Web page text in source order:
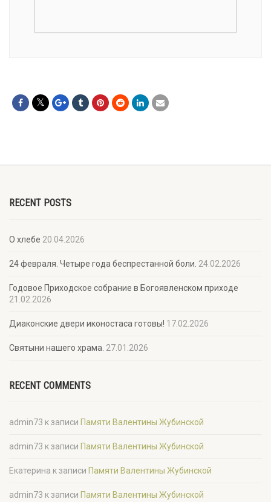
RECENT POSTS
О хлебе 20.04.2026
24 февраля. Четыре года беспрестанной боли. 24.02.2026
Годовое Приходское собрание в Богоявленском приходе
21.02.2026
Диаконские двери иконостаса готовы! 17.02.2026
Святыни нашего храма. 27.01.2026
RECENT COMMENTS
admin73 к записи Памяти Валентины Жубинской
admin73 к записи Памяти Валентины Жубинской
Екатерина к записи Памяти Валентины Жубинской
admin73 к записи Памяти Валентины Жубинской